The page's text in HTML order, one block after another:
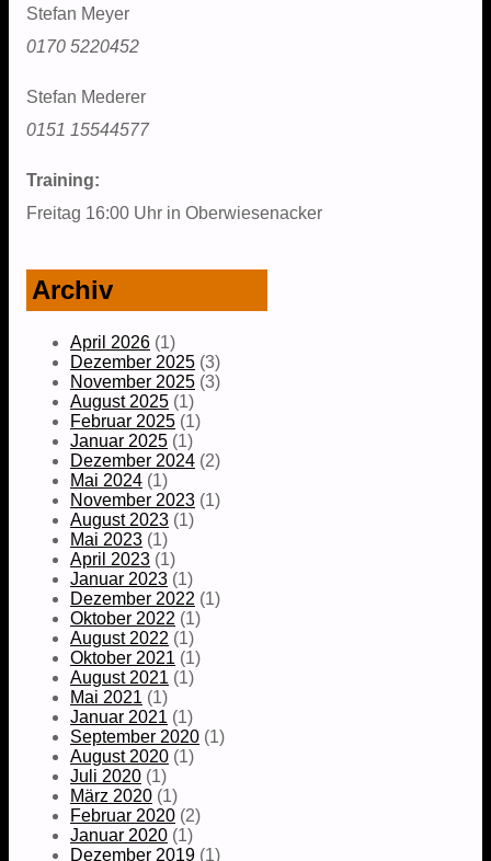
Stefan Meyer
0170 5220452
Stefan Mederer
0151 15544577
Training:
Freitag 16:00 Uhr in Oberwiesenacker
Archiv
April 2026 (1)
Dezember 2025 (3)
November 2025 (3)
August 2025 (1)
Februar 2025 (1)
Januar 2025 (1)
Dezember 2024 (2)
Mai 2024 (1)
November 2023 (1)
August 2023 (1)
Mai 2023 (1)
April 2023 (1)
Januar 2023 (1)
Dezember 2022 (1)
Oktober 2022 (1)
August 2022 (1)
Oktober 2021 (1)
August 2021 (1)
Mai 2021 (1)
Januar 2021 (1)
September 2020 (1)
August 2020 (1)
Juli 2020 (1)
März 2020 (1)
Februar 2020 (2)
Januar 2020 (1)
Dezember 2019 (1)